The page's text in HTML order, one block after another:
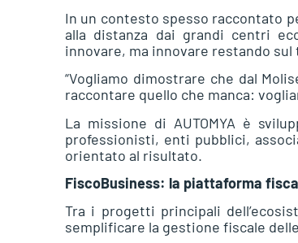
In un contesto spesso raccontato
alla distanza dai grandi centri
innovare, ma innovare restando
“Vogliamo dimostrare che dal
raccontare quello che manca:
La missione di AUTOMYA è
professionisti, enti pubblici,
orientato al risultato.
FiscoBusiness: la piattaforma
Tra i progetti principali
semplificare la gestione fiscale